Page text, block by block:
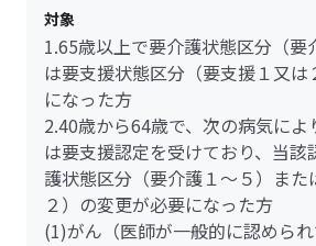
対象
1.65歳以上で要介護状態区分（要
は要支援状態区分（要支援１又
になった方
2.40歳から64歳で、次の病気によ
は要支援認定を受けており、当該
護状態区分（要介護１～５）また
２）の変更が必要になった方
(1)がん（医師が一般的に認めら